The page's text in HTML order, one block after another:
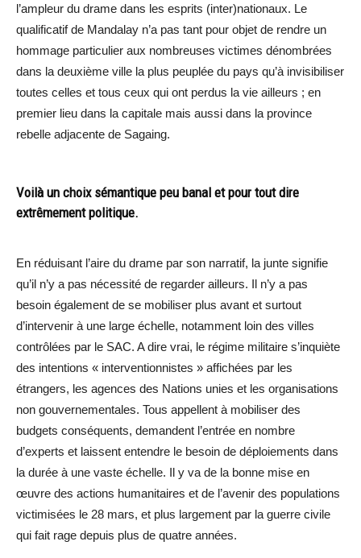
l’ampleur du drame dans les esprits (inter)nationaux. Le
qualificatif de Mandalay n’a pas tant pour objet de rendre un
hommage particulier aux nombreuses victimes dénombrées
dans la deuxième ville la plus peuplée du pays qu’à invisibiliser
toutes celles et tous ceux qui ont perdus la vie ailleurs ; en
premier lieu dans la capitale mais aussi dans la province
rebelle adjacente de Sagaing.
Voilà un choix sémantique peu banal et pour tout dire
extrêmement politique.
En réduisant l’aire du drame par son narratif, la junte signifie
qu’il n’y a pas nécessité de regarder ailleurs. Il n’y a pas
besoin également de se mobiliser plus avant et surtout
d’intervenir à une large échelle, notamment loin des villes
contrôlées par le SAC. A dire vrai, le régime militaire s’inquiète
des intentions « interventionnistes » affichées par les
étrangers, les agences des Nations unies et les organisations
non gouvernementales. Tous appellent à mobiliser des
budgets conséquents, demandent l’entrée en nombre
d’experts et laissent entendre le besoin de déploiements dans
la durée à une vaste échelle. Il y va de la bonne mise en
œuvre des actions humanitaires et de l’avenir des populations
victimisées le 28 mars, et plus largement par la guerre civile
qui fait rage depuis plus de quatre années.